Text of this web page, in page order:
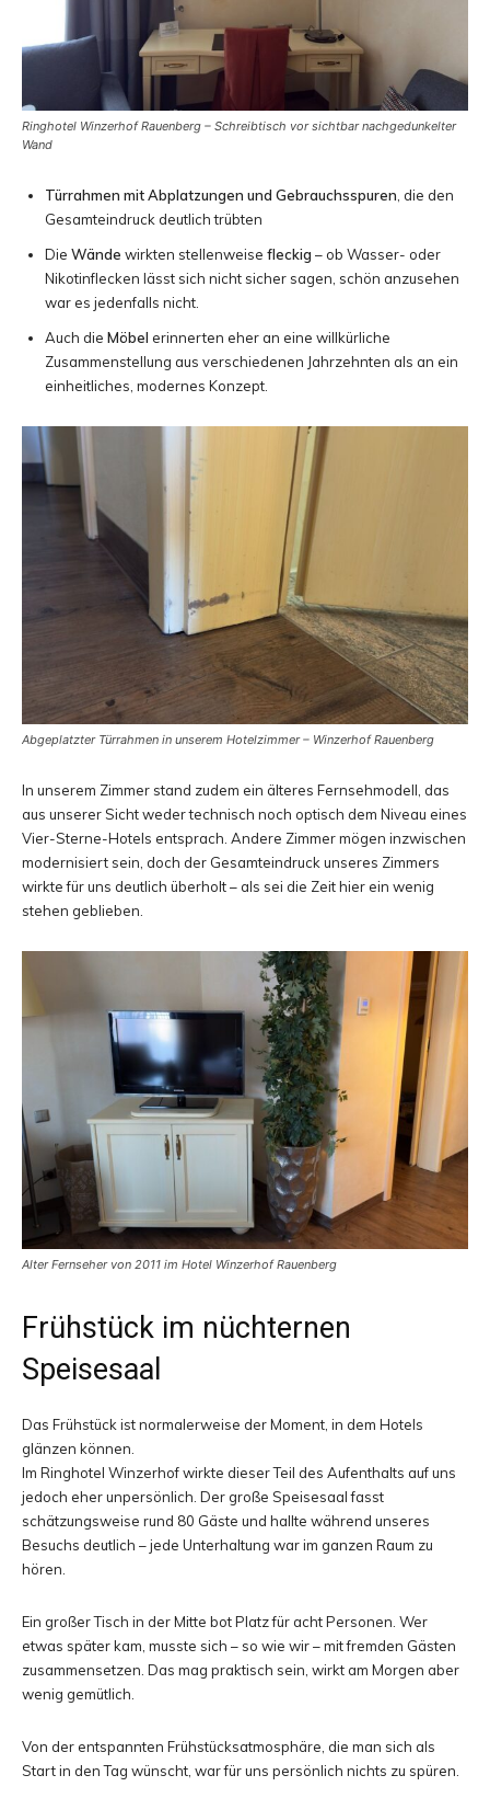
Ringhotel Winzerhof Rauenberg – Schreibtisch vor sichtbar nachgedunkelter
Wand
Türrahmen mit Abplatzungen und Gebrauchsspuren , die den
Gesamteindruck deutlich trübten
Die Wände wirkten stellenweise fleckig – ob Wasser- oder
Nikotinflecken lässt sich nicht sicher sagen, schön anzusehen
war es jedenfalls nicht.
Auch die Möbel erinnerten eher an eine willkürliche
Zusammenstellung aus verschiedenen Jahrzehnten als an ein
einheitliches, modernes Konzept.
Abgeplatzter Türrahmen in unserem Hotelzimmer – Winzerhof Rauenberg
In unserem Zimmer stand zudem ein älteres Fernsehmodell, das
aus unserer Sicht weder technisch noch optisch dem Niveau eines
Vier-Sterne-Hotels entsprach. Andere Zimmer mögen inzwischen
modernisiert sein, doch der Gesamteindruck unseres Zimmers
wirkte für uns deutlich überholt – als sei die Zeit hier ein wenig
stehen geblieben.
Alter Fernseher von 2011 im Hotel Winzerhof Rauenberg
Frühstück im nüchternen
Speisesaal
Das Frühstück ist normalerweise der Moment, in dem Hotels
glänzen können.
Im Ringhotel Winzerhof wirkte dieser Teil des Aufenthalts auf uns
jedoch eher unpersönlich. Der große Speisesaal fasst
schätzungsweise rund 80 Gäste und hallte während unseres
Besuchs deutlich – jede Unterhaltung war im ganzen Raum zu
hören.
Ein großer Tisch in der Mitte bot Platz für acht Personen. Wer
etwas später kam, musste sich – so wie wir – mit fremden Gästen
zusammensetzen. Das mag praktisch sein, wirkt am Morgen aber
wenig gemütlich.
Von der entspannten Frühstücksatmosphäre, die man sich als
Start in den Tag wünscht, war für uns persönlich nichts zu spüren.